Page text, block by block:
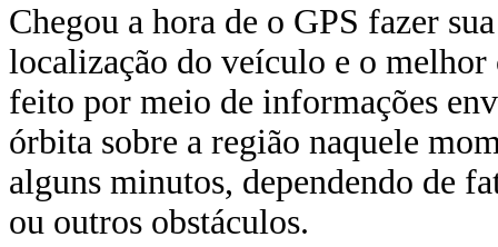
Chegou a hora de o GPS fazer
localização do veículo e o melhor
feito por meio de informações
órbita sobre a região naquele
alguns minutos, dependendo de
ou outros obstáculos.